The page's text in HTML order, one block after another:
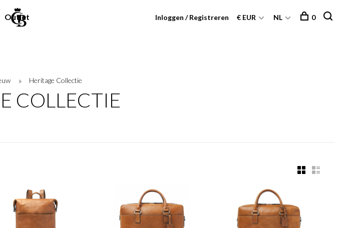
Outlet Inloggen / Registreren € EUR NL 0
Heritage Collectie
COLLECTIE